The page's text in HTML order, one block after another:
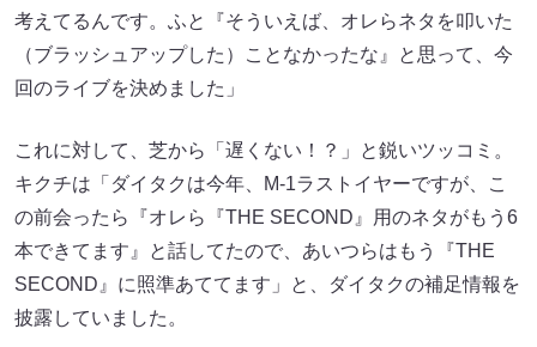
考えてるんです。ふと『そういえば、オレらネタを叩いた
（ブラッシュアップした）ことなかったな』と思って、今
回のライブを決めました」
これに対して、芝から「遅くない！？」と鋭いツッコミ。
キクチは「ダイタクは今年、M-1ラストイヤーですが、こ
の前会ったら『オレら『THE SECOND』用のネタがもう6
本できてます』と話してたので、あいつらはもう『THE
SECOND』に照準あててます」と、ダイタクの補足情報を
披露していました。